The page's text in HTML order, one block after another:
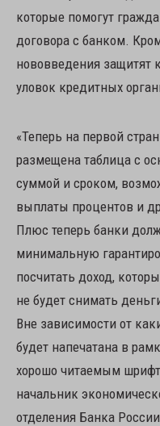
которые помогут
договора с банком.
нововведения защитят
уловок кредитных
«Теперь на первой
размещена таблица с
суммой и сроком,
выплаты процентов и
Плюс теперь банки
минимальную
посчитать доход,
не будет снимать
Вне зависимости от
будет напечатана в
хорошо читаемым
начальник
отделения Банка